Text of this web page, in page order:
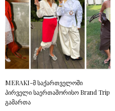
MERAKI-მ საქართველოში
პირველი საერთაშორისო Brand Trip
გამართა